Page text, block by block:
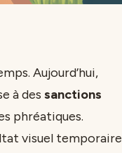
Aujourd’hui,
à des sanctions
phréatiques.
visuel temporaire